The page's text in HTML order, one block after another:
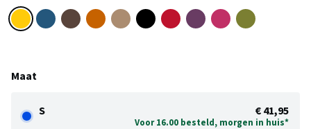
Maat
S € 41,95
Voor 16.00 besteld, morgen in huis*